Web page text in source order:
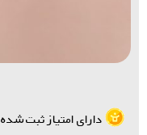
دارای امتیاز ثبت شده